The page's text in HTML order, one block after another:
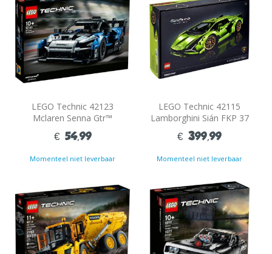
LEGO Technic 42123
Mclaren Senna Gtr™
€ 54,99
Momenteel niet leverbaar
LEGO Technic 42115
Lamborghini Sián FKP 37
€ 399,99
Momenteel niet leverbaar